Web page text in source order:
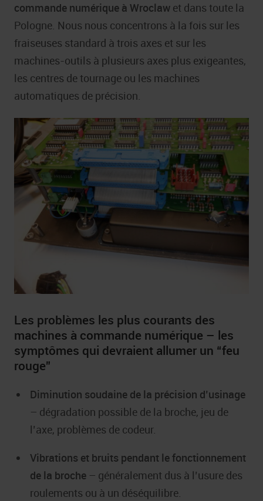
commande numérique à Wroclaw et dans toute la
Pologne. Nous nous concentrons à la fois sur les
fraiseuses standard à trois axes et sur les
machines-outils à plusieurs axes plus exigeantes,
les centres de tournage ou les machines
automatiques de précision.
Les problèmes les plus courants des
machines à commande numérique – les
symptômes qui devraient allumer un “feu
rouge”
Diminution soudaine de la précision d’usinage
– dégradation possible de la broche, jeu de
l’axe, problèmes de codeur.
Vibrations et bruits pendant le fonctionnement
de la broche – généralement dus à l’usure des
roulements ou à un déséquilibre.